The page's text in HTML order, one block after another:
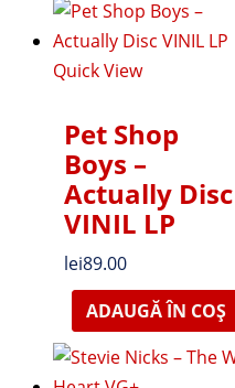
Quick View
Pet Shop
Boys ‎–
Actually Disc
VINIL LP
lei89.00
ADAUGĂ ÎN COȘ